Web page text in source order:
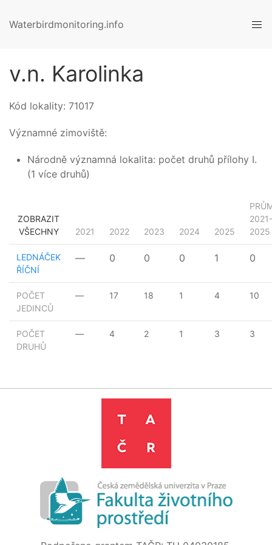
Waterbirdmonitoring.info
v.n. Karolinka
Kód lokality: 71017
Významné zimoviště:
Národně významná lokalita: počet druhů přílohy I.
(1 více druhů)
ZOBRAZIT
VŠECHNY
2021 2022 2023 2024 2025
2021-
2025
POČET
JEDINCŮ
— 17 18 1 4 10
POČET
DRUHŮ
— 4 2 1 3 3
LEDNÁČEK
ŘÍČNÍ
— 0 0 0 1 0